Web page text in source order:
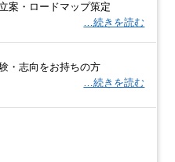
案・ロードマップ策定
…続きを読む
・志向をお持ちの方
…続きを読む